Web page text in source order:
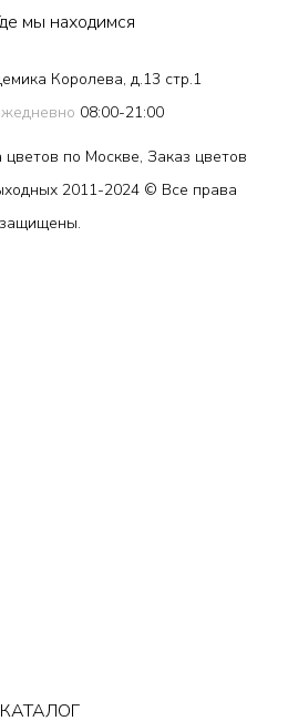
мы находимся
Королева, д.13 стр.1
08:00-21:00
цветов по Москве, Заказ цветов
2011-2024 © Все права
защищены.
КАТАЛОГ